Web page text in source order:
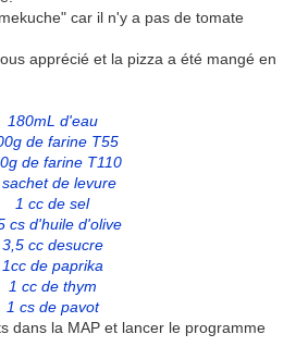
car il n'y a pas de tomate
apprécié et la pizza a été mangé en
180mL d'eau
de farine T55
de farine T110
sachet de levure
1 cc de sel
cs d'huile d'olive
3,5 cc desucre
1cc de paprika
1 cc de thym
1 cs de pavot
dans la MAP et lancer le programme